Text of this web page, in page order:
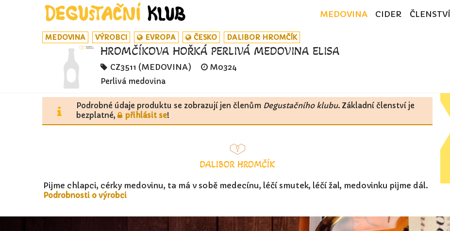
MEDOVINA CIDER ČLENSTVÍ
MEDOVINA VÝROBCI EVROPA ČESKO DALIBOR HROMČÍK
HROMČÍKOVA HOŘKÁ PERLIVÁ MEDOVINA ELISA
CZ3511 (MEDOVINA) M0324
Perlivá medovina
Podrobné údaje produktu se zobrazují jen členům Degustačního klubu. Základní členství je
bezplatné,
přihlásit se!
DALIBOR HROMČÍK
Pijme chlapci, cérky medovinu, ta má v sobě medecínu, léčí smutek, léčí žal, medovinku pijme dál.
Podrobnosti o výrobci